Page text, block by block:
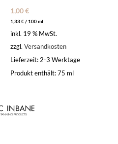
1,00€
1,33€/ 100ml
inkl. 19 % MwSt.
zzgl. Versandkosten
Lieferzeit: 2-3 Werktage
Produkt enthält: 75 ml